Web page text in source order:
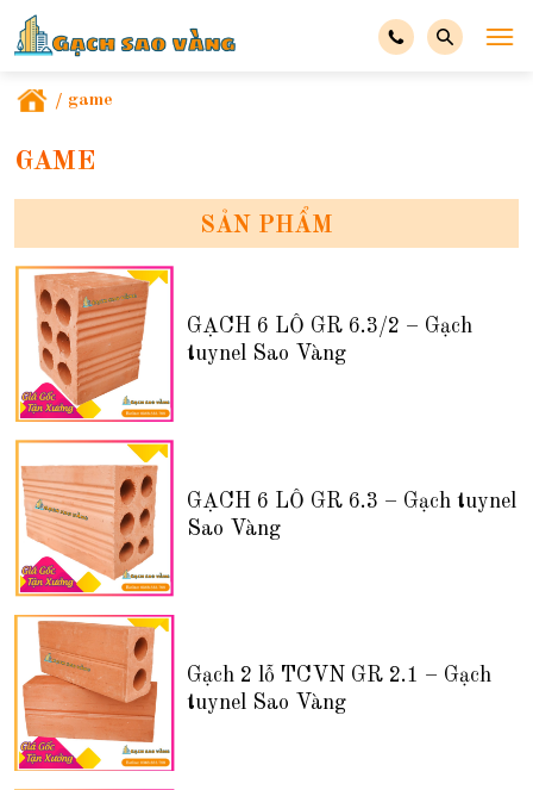
/ game
GAME
SẢN PHẨM
GẠCH 6 LỖ GR 6.3/2 – Gạch
tuynel Sao Vàng
GẠCH 6 LỖ GR 6.3 – Gạch tuynel
Sao Vàng
Gạch 2 lỗ TCVN GR 2.1 – Gạch
tuynel Sao Vàng